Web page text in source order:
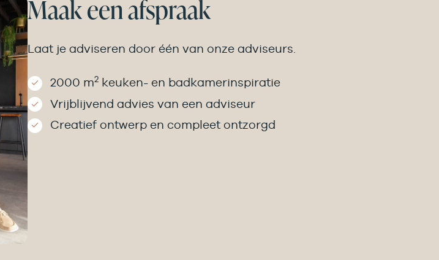
Maak een afspraak
Laat je adviseren door één van onze adviseurs.
2000 m2 keuken- en badkamer­inspiratie
Vrijblijvend advies van een adviseur
Creatief ontwerp en compleet ontzorgd